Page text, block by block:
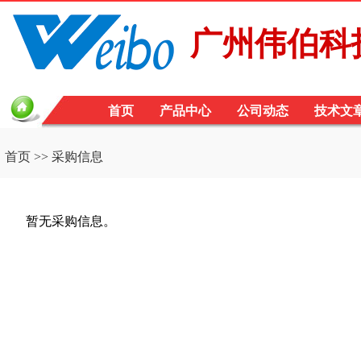
广州伟伯
首页 产品中心 公司动态 技术文
首页 >> 采购信息
暂无采购信息。